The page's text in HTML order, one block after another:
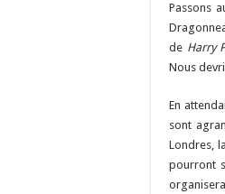
Passons
de Harry
Nous
En
sont
Londres,
pourront